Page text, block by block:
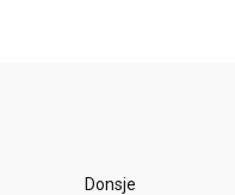
Donsje